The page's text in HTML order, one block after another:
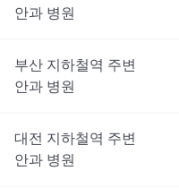
안과 병원
부산 지하철역 주변
안과 병원
대전 지하철역 주변
안과 병원